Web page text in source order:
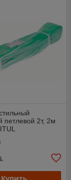
петлевой 2т, 2м